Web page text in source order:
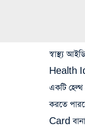
স্বাস্থ্য
Health
একটি
করতে
Card